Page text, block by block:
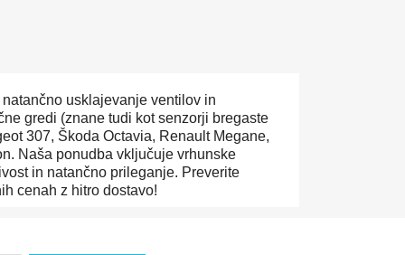
usklajevanje ventilov in
gredi (znane tudi kot senzorji bregaste
307, Škoda Octavia, Renault Megane,
Naša ponudba vključuje vrhunske
in natančno prileganje. Preverite
cenah z hitro dostavo!